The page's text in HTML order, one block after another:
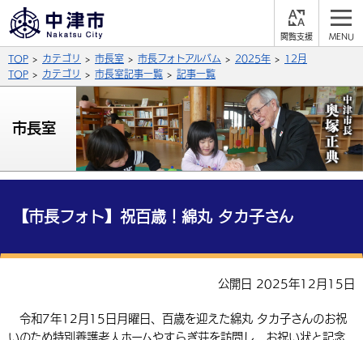
支
背景色
青 白
文字の大きさ
拡大 標準 縮小
言語を選択
公式SNS
X (Twitter) YouTube
サイト内検索
総合メニュー
保険・年金
福祉・介護 健康・予防
入札・契約 産業・雇用
子育て・教育
TOP カテゴリ 市長室 市長フォトアルバム 2025年
12月
TOP
カテゴリ 市長室記事一覧 記事一覧
市長室
【市長フォト】祝百歳！綿丸 タカ子さん
公開日 2025年12月15日
令和7年12月15日月曜日、百歳を迎えた綿丸 タカ子さんのお祝
いのため特別養護老人ホームやすらぎ荘を訪問し、お祝い状と記念